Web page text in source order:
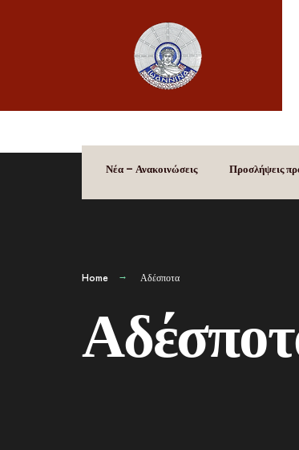
Νέα – Ανακοινώσεις Προσλήψεις
Home Αδέσποτα